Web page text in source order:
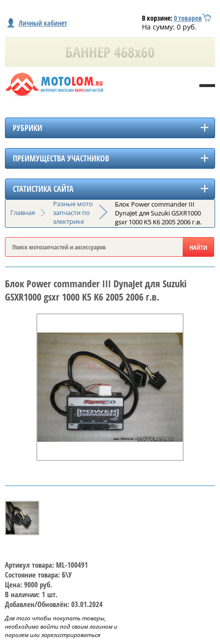
Личный кабинет В корзине: 0товаров
На сумму: 0 руб.
РУБРИКИ
ПРЕИМУЩЕСТВА УЧАСТНИКОВ
СТАТИСТИКА САЙТА
Главная
Разные мото
запчасти по
электрике
Блок Power commander III
DynaJet для Suzuki GSXR1000
gsxr 1000 K5 K6 2005 2006 г.в.
Блок Power commander III DynaJet для Suzuki
GSXR1000 gsxr 1000 K5 K6 2005 2006 г.в.
Артикул товара: ML-100491
Состояние товара: Б\У
Цена: 9000 руб.
В наличии: 1 шт.
Добавлен/Обновлён: 03.01.2024
Для того чтобы покупать товары,
необходимо войти под своим логином и
паролем или зарегистрироваться